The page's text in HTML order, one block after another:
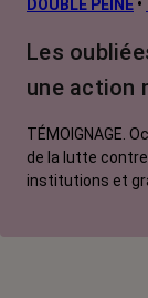
Traitements
contre le cancer
DOUBLE PEINE •
Les
une action
TÉMOIGNAGE.
de la lutte
institutions et